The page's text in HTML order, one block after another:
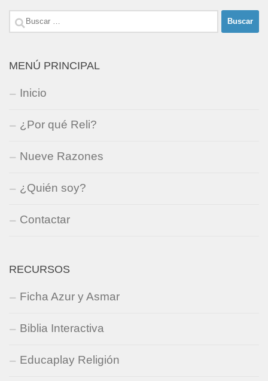
Buscar:
MENÚ PRINCIPAL
Inicio
¿Por qué Reli?
Nueve Razones
¿Quién soy?
Contactar
RECURSOS
Ficha Azur y Asmar
Biblia Interactiva
Educaplay Religión